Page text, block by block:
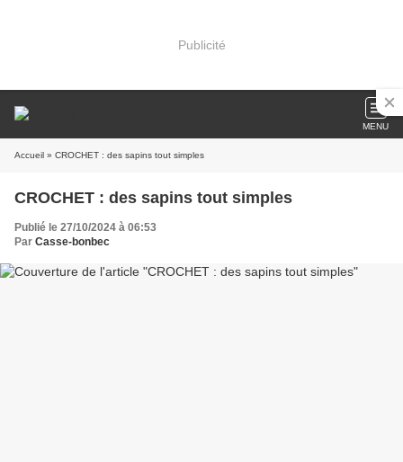
Publicité
MENU
Accueil » CROCHET : des sapins tout simples
CROCHET : des sapins tout simples
Publié le 27/10/2024 à 06:53
Par Casse-bonbec